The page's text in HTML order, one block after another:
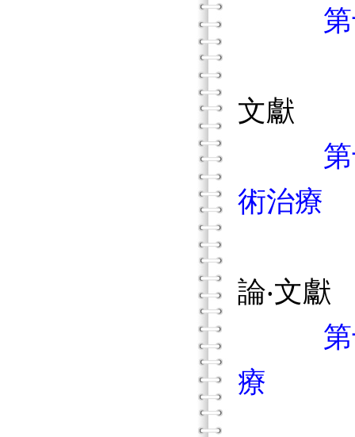
文獻
術治療
論‧文獻
療